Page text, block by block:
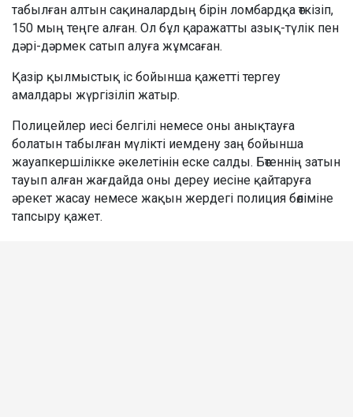
табылған алтын сақиналардың бірін ломбардқа өткізіп,
150 мың теңге алған. Ол бұл қаражатты азық-түлік пен
дәрі-дәрмек сатып алуға жұмсаған.
Қазір қылмыстық іс бойынша қажетті тергеу
амалдары жүргізіліп жатыр.
Полицейлер иесі белгілі немесе оны анықтауға
болатын табылған мүлікті иемдену заң бойынша
жауапкершілікке әкелетінін еске салды. Бөтеннің затын
тауып алған жағдайда оны дереу иесіне қайтаруға
әрекет жасау немесе жақын жердегі полиция бөліміне
тапсыру қажет.